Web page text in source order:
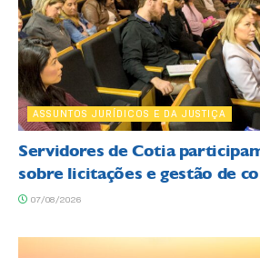
ASSUNTOS JURÍDICOS E DA JUSTIÇA
Servidores de Cotia
sobre licitações e gestão de
07/08/2026